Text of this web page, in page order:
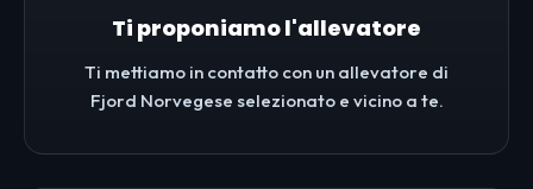
Ti proponiamo l'allevatore
Ti mettiamo in contatto con un allevatore di
Fjord Norvegese selezionato e vicino a te.